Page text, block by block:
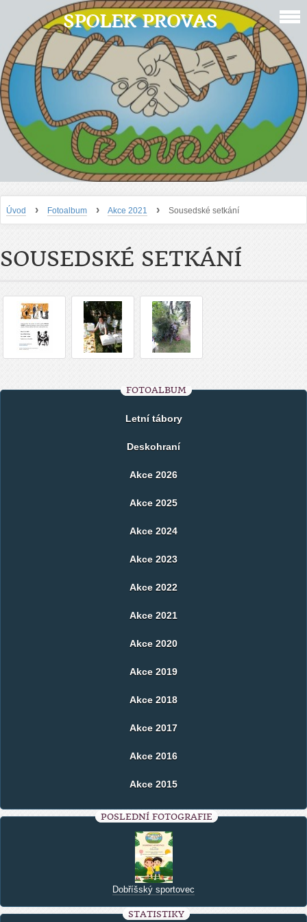
SPOLEK PROVAS
Úvod › Fotoalbum › Akce 2021 › Sousedské setkání
SOUSEDSKÉ SETKÁNÍ
FOTOALBUM
Letní tábory
Deskohraní
Akce 2026
Akce 2025
Akce 2024
Akce 2023
Akce 2022
Akce 2021
Akce 2020
Akce 2019
Akce 2018
Akce 2017
Akce 2016
Akce 2015
POSLEDNÍ FOTOGRAFIE
Dobříšský sportovec
STATISTIKY